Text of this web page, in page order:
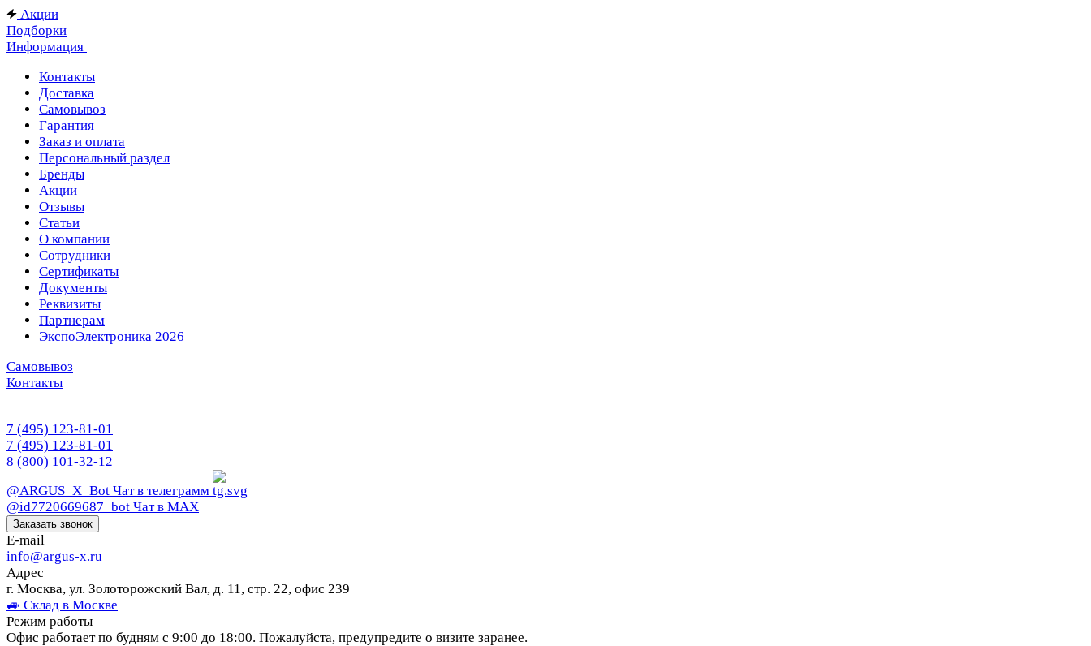
Акции
Подборки
Информация
Контакты
Доставка
Самовывоз
Гарантия
Заказ и оплата
Персональный раздел
Бренды
Акции
Отзывы
Статьи
О компании
Сотрудники
Сертификаты
Документы
Реквизиты
Партнерам
ЭкспоЭлектроника 2026
Самовывоз
Контакты
7 (495) 123-81-01
7 (495) 123-81-01
8 (800) 101-32-12
@ARGUS_X_Bot Чат в телеграмм
@id7720669687_bot Чат в МАХ
Заказать звонок
E-mail
info@argus-x.ru
Адрес
г. Москва, ул. Золоторожский Вал, д. 11, стр. 22, офис 239
🚙 Склад в Москве
Режим работы
Офис работает по будням с 9:00 до 18:00. Пожалуйста, предупредите о визите заранее.